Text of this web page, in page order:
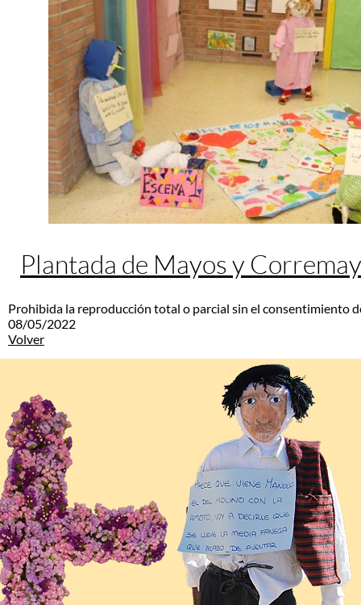
Plantada de Mayos y
Prohibida la reproducción total o parcial sin el consentimiento
08/05/2022
Volver